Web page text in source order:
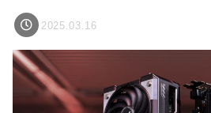
2025.03.16